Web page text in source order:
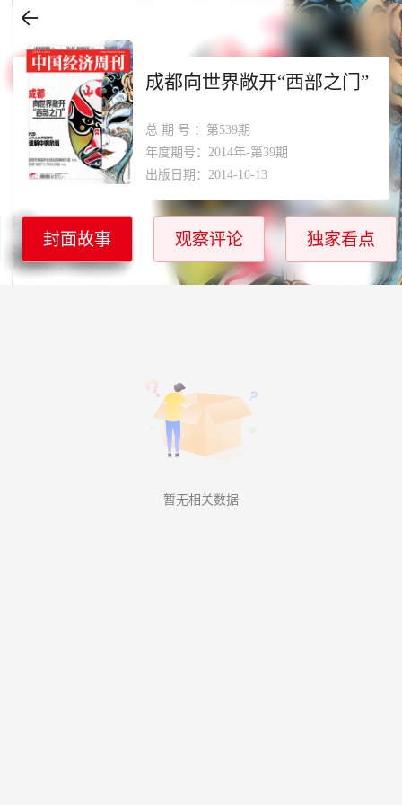
成都向世界敞开“西部之门”
总期号 ：第539期
年度期号：2014年-第39期
出版日期：2014-10-13
封面故事 观察评论 独家看点
暂无相关数据